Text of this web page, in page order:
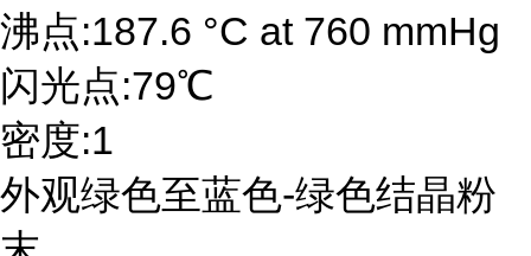
沸点:187.6 °C at 760 mmHg
闪光点:79℃
密度:1
外观绿色至蓝色-绿色结晶粉